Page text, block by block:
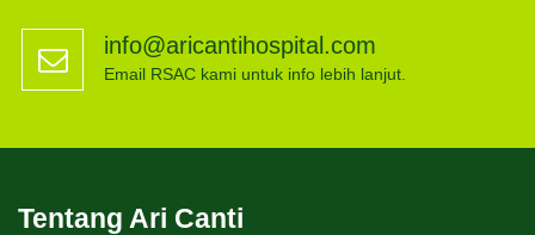
info@aricantihospital.com
Email RSAC kami untuk info lebih lanjut.
Tentang Ari Canti